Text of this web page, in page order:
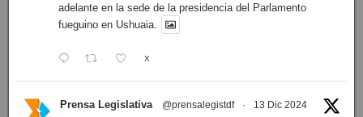
adelante en la sede de la presidencia del Parlamento
fueguino en Ushuaia.
X
Prensa Legislativa @prensalegistdf · 13 Dic 2024